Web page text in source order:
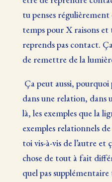
tu penses régulièrement
temps pour X raisons et
reprends pas contact.
de remettre de la
Ça peut aussi,
dans une relation, dans
là, les exemples que la
exemples relationnels
toi vis-à-vis de l’autre et
chose de tout à fait
quel pas